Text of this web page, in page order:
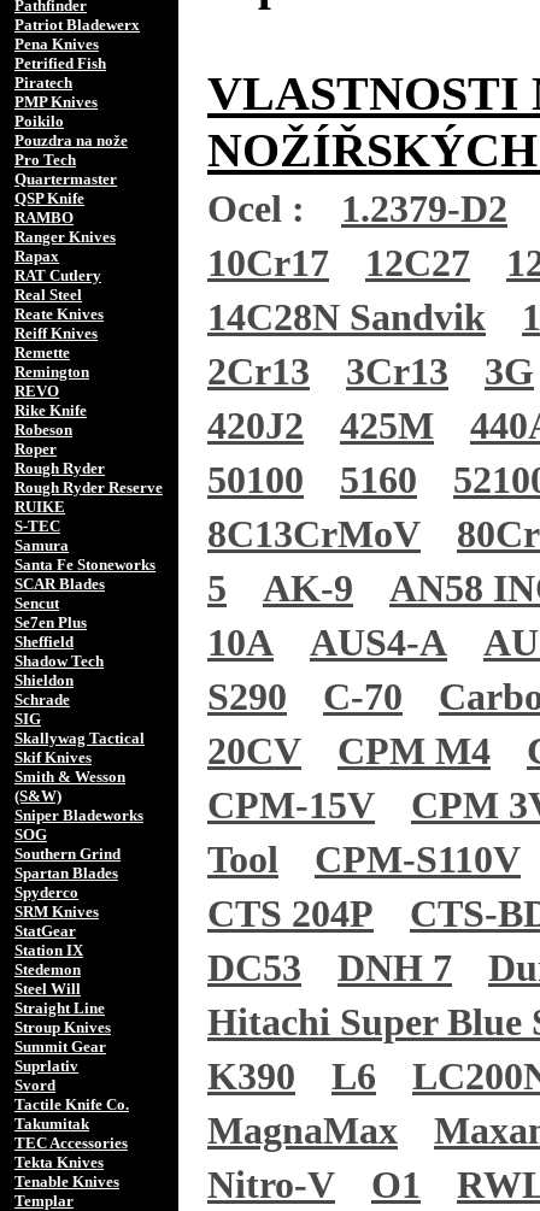
Pathfinder
Patriot Bladewerx
Pena Knives
Petrified Fish
Piratech
PMP Knives
Poikilo
Pouzdra na nože
Pro Tech
Quartermaster
QSP Knife
RAMBO
Ranger Knives
Rapax
RAT Cutlery
Real Steel
Reate Knives
Reiff Knives
Remette
Remington
REVO
Rike Knife
Robeson
Roper
Rough Ryder
Rough Ryder Reserve
RUIKE
S-TEC
Samura
Santa Fe Stoneworks
SCAR Blades
Sencut
Se7en Plus
Sheffield
Shadow Tech
Shieldon
Schrade
SIG
Skallywag Tactical
Skif Knives
Smith & Wesson
(S&W)
Sniper Bladeworks
SOG
Southern Grind
Spartan Blades
Spyderco
SRM Knives
StatGear
Station IX
Stedemon
Steel Will
Straight Line
Stroup Knives
Summit Gear
Suprlativ
Svord
Tactile Knife Co.
Takumitak
TEC Accessories
Tekta Knives
Tenable Knives
Templar
VLASTNOSTI
Ocel :
1.2379-D2
10Cr17
12C27
14C28N Sandvik
2Cr13
3Cr13
3G
420J2
425M
50100
5160
8C13CrMoV
5
AK-9
AN58
10A
AUS4-A
S290
C-70
20CV
CPM M4
CPM-15V
CPM
Tool
CPM-S110V
CTS 204P
CTS-
DC53
DNH 7
Hitachi Super Blue
K390
L6
MagnaMax
Nitro-V
O1